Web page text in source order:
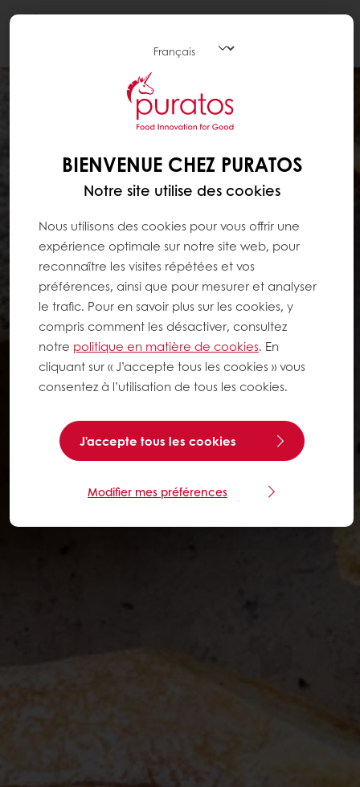
BIENVENUE CHEZ PURATOS
Notre site utilise des cookies
Nous utilisons des cookies pour vous offrir une
expérience optimale sur notre site web, pour
reconnaître les visites répétées et vos
préférences, ainsi que pour mesurer et analyser
le trafic. Pour en savoir plus sur les cookies, y
compris comment les désactiver, consultez
notre politique en matière de cookies. En
cliquant sur « J’accepte tous les cookies » vous
consentez à l’utilisation de tous les cookies.
J'accepte tous les cookies
Modifier mes préférences